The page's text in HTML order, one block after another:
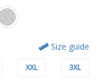
Size guide
XXL 3XL